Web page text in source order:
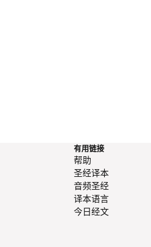
有用链接
帮助
圣经译本
音频圣经
译本语言
今日经文